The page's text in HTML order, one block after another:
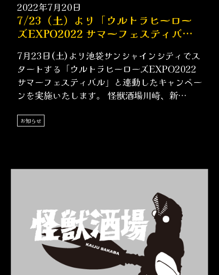
2022年7月20日
7/23（土）より「ウルトラヒーロー
ズEXPO2022 サマーフェスティバ
7月23日(土)より池袋サンシャインシティでス
タートする「ウルトラヒーローズEXPO2022
サマーフェスティバル」と連動したキャンペー
ンを実施いたします。 怪獣酒場川崎、新
お知らせ